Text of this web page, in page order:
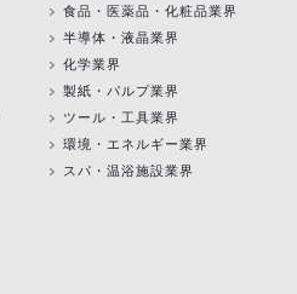
食品・医薬品・化粧品業界
半導体・液晶業界
化学業界
製紙・パルプ業界
ツール・工具業界
環境・エネルギー業界
スパ・温浴施設業界